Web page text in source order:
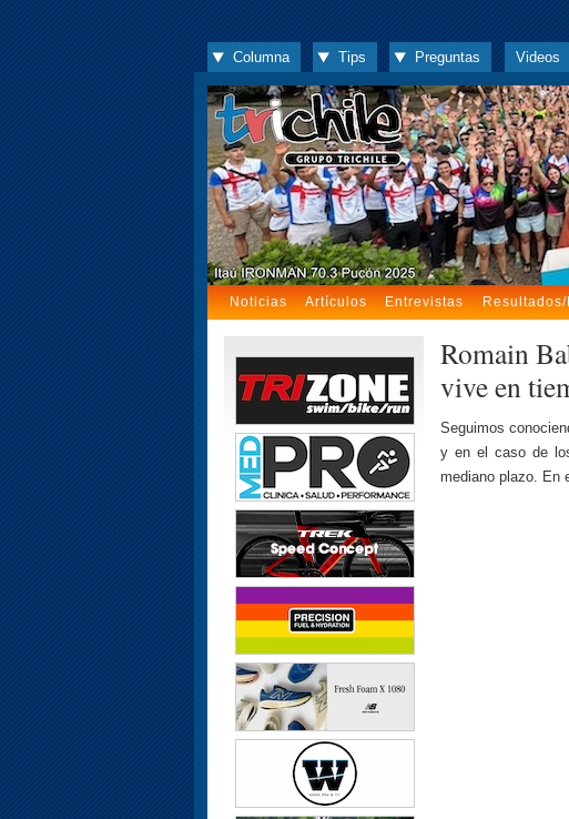
Columna Tips Preguntas Videos
Noticias Artículos Entrevistas Resultados/
Romain
vive en
Seguimos
y en el caso de
mediano plazo. En